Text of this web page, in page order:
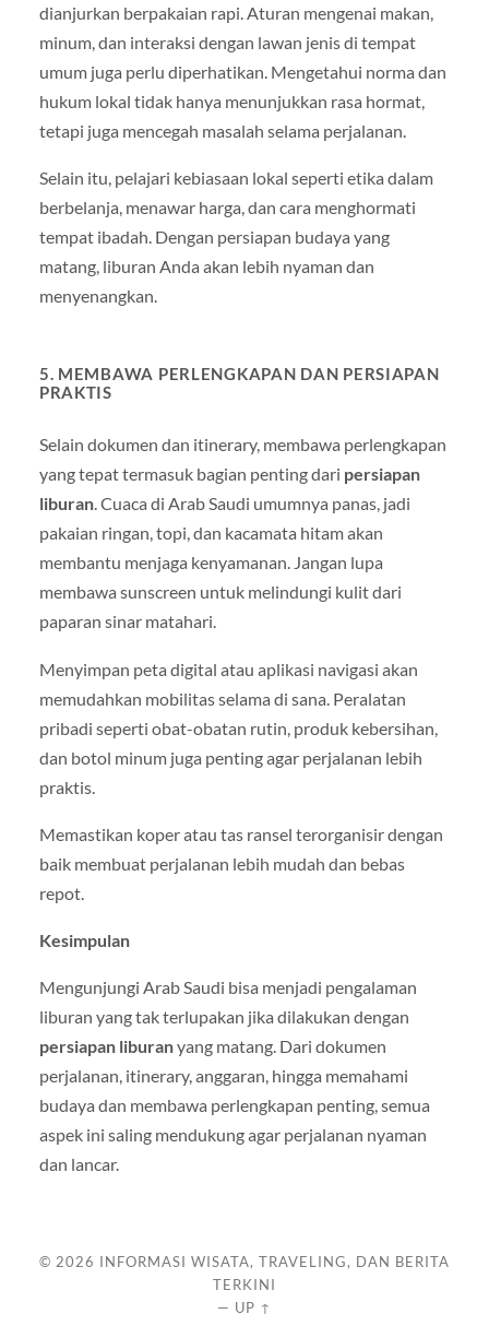
dianjurkan berpakaian rapi. Aturan mengenai makan,
minum, dan interaksi dengan lawan jenis di tempat
umum juga perlu diperhatikan. Mengetahui norma dan
hukum lokal tidak hanya menunjukkan rasa hormat,
tetapi juga mencegah masalah selama perjalanan.
Selain itu, pelajari kebiasaan lokal seperti etika dalam
berbelanja, menawar harga, dan cara menghormati
tempat ibadah. Dengan persiapan budaya yang
matang, liburan Anda akan lebih nyaman dan
menyenangkan.
5. MEMBAWA PERLENGKAPAN DAN PERSIAPAN
PRAKTIS
Selain dokumen dan itinerary, membawa perlengkapan
yang tepat termasuk bagian penting dari persiapan
liburan. Cuaca di Arab Saudi umumnya panas, jadi
pakaian ringan, topi, dan kacamata hitam akan
membantu menjaga kenyamanan. Jangan lupa
membawa sunscreen untuk melindungi kulit dari
paparan sinar matahari.
Menyimpan peta digital atau aplikasi navigasi akan
memudahkan mobilitas selama di sana. Peralatan
pribadi seperti obat-obatan rutin, produk kebersihan,
dan botol minum juga penting agar perjalanan lebih
praktis.
Memastikan koper atau tas ransel terorganisir dengan
baik membuat perjalanan lebih mudah dan bebas
repot.
Kesimpulan
Mengunjungi Arab Saudi bisa menjadi pengalaman
liburan yang tak terlupakan jika dilakukan dengan
persiapan liburanyang matang. Dari dokumen
perjalanan, itinerary, anggaran, hingga memahami
budaya dan membawa perlengkapan penting, semua
aspek ini saling mendukung agar perjalanan nyaman
dan lancar.
© 2026 INFORMASI WISATA, TRAVELING, DAN BERITA
TERKINI
— UP ↑